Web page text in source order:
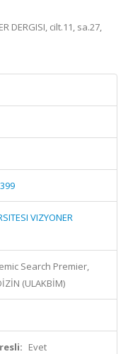
DERGISI, cilt.11, sa.27,
VIZYONER
Search Premier,
(ULAKBİM)
Evet